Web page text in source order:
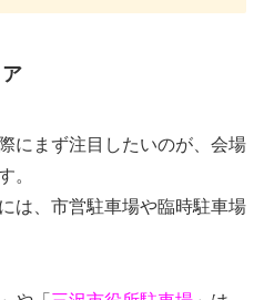
にまず注目したいのが、会場
。
は、市営駐車場や臨時駐車場